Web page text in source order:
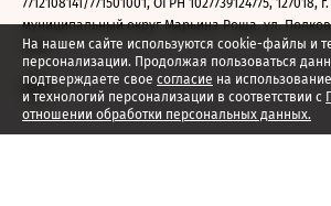
На нашем сайте используются cookie-файлы и
персонализации. Продолжая пользоваться
подтверждаете свое согласие на
и технологий персонализации в соответствии с
отношении обработки персональных данных.
7712108141/771501001, ОГРН 1027739124775, 127018,
муниципальный округ Марьина Роща, ул.
2026